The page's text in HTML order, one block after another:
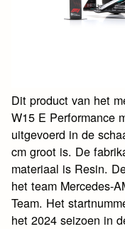
Dit product van het
W15 E Performance
uitgevoerd in de
cm groot is. De
materiaal is Resin.
het team Mercedes-
Team. Het
het 2024 seizoen in